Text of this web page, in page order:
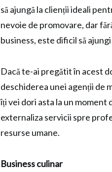
să ajungă la clienții ideali
nevoie de promovare, dar
business, este dificil să
Dacă te-ai pregătit în acest
deschiderea unei agenții de
îți vei dori asta la un moment
externaliza servicii spre
resurse umane.
Business culinar